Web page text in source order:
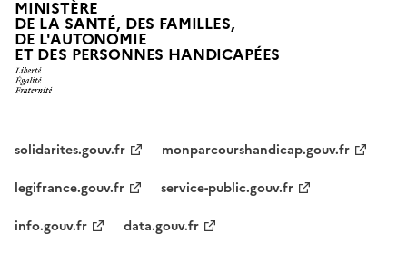
MINISTÈRE
DE LA SANTÉ, DES FAMILLES,
DE L'AUTONOMIE
ET DES PERSONNES HANDICAPÉES
solidarites.gouv.fr
monparcourshandicap.gouv.fr
legifrance.gouv.fr
service-public.gouv.fr
info.gouv.fr
data.gouv.fr